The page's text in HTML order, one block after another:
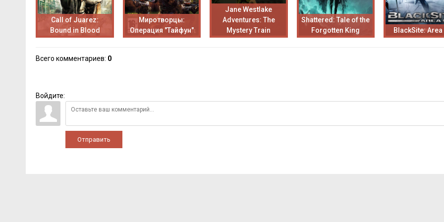
Call of Juarez:
Bound in Blood
Миротворцы:
Операция "Тайфун"
Jane Westlake
Adventures: The
Mystery Train
Shattered: Tale of the
Forgotten King
BlackSite: Area
Всего комментариев: 0
Войдите:
Отправить